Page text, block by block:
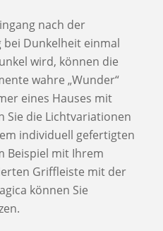
nach der
Dunkelheit einmal
wird, können die
wahre „Wunder“
eines Hauses mit
Sie die Lichtvariationen
individuell gefertigten
Beispiel mit Ihrem
Griffleiste mit der
können Sie